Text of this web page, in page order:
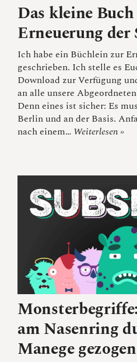
Das kleine
Erneuerung der
Ich habe ein Büchlein zur
geschrieben. Ich stelle es
Download zur Verfügung
an alle unsere
Denn eines ist sicher: Es
Berlin und an der Basis.
nach einem… Weiterlesen »
am Nasenring
Manege